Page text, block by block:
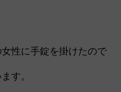
性に手錠を掛けたので
す。